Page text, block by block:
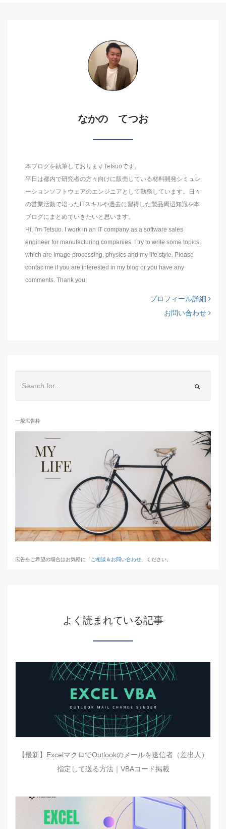
なかの てつお
本ブログを執筆しておりますTetsuoです。
平日は都内で研究者の方々向けに販売している材料開発シミュレ
ーションソフトウェアのエンジニアとして勤務しています。日々
の営業活動で培ったITスキルや過去に習得した製品周辺知識を本
ブログにまとめていきたいと思います。
Hi, I'm Tetsuo. I work in an IT company as a software sales
engineer for manufacturing companies. I try to write some topics,
which are Image processing, physics and my life style. Please
contac me if you are interested in my blog or you have any
comments. Thank you!
プロフィール詳細
お問い合わせ
一般広告枠
広告をご希望の場合はお気軽に「ご相談＆お問い合わせ 」ください。
よく読まれている記事
【最新】ExcelマクロでOutlookのメールを送信者（差出人）
指定して送る方法｜VBAコード掲載